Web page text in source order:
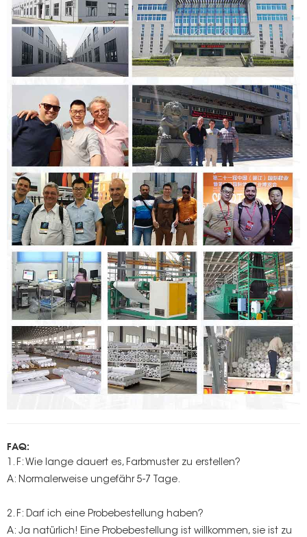
FAQ:
1. F: Wie lange dauert es, Farbmuster zu erstellen?
A: Normalerweise ungefähr 5-7 Tage.
2. F: Darf ich eine Probebestellung haben?
A: Ja natürlich! Eine Probebestellung ist willkommen, sie ist zu